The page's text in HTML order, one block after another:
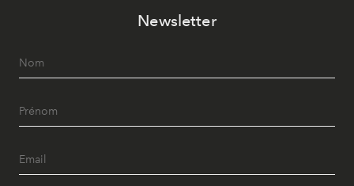
Newsletter